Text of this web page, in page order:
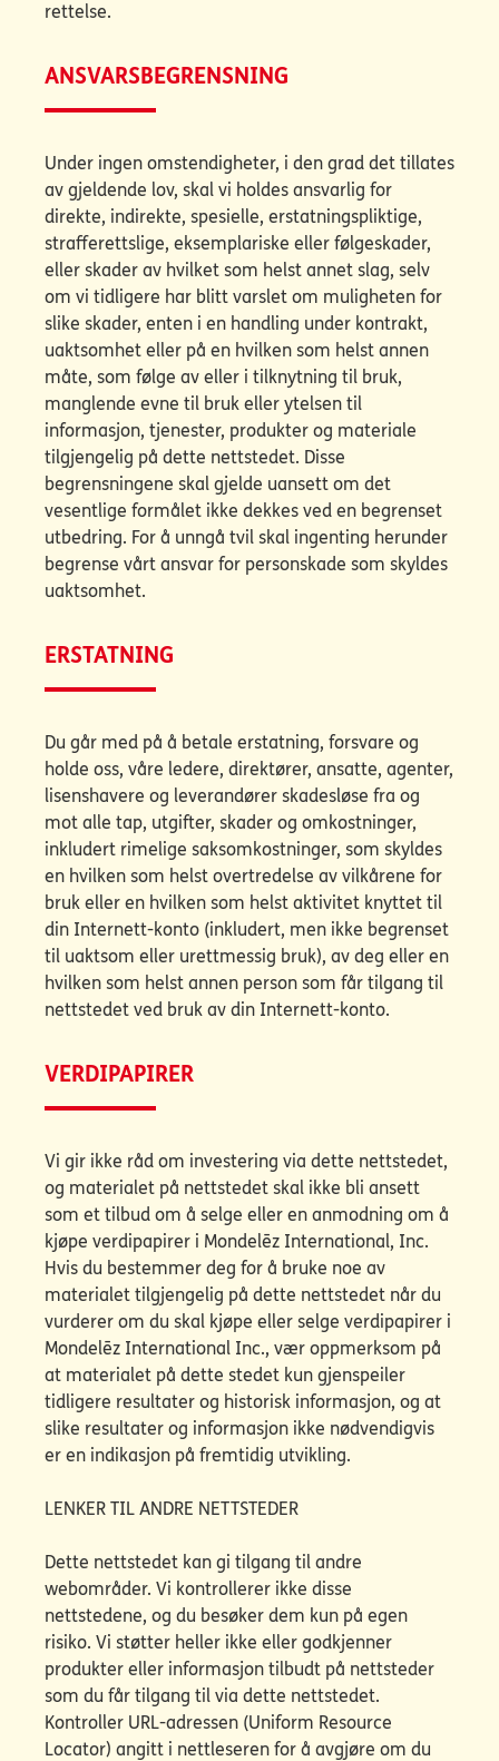
rettelse.
ANSVARSBEGRENSNING
Under ingen omstendigheter, i den grad det tillates
av gjeldende lov, skal vi holdes ansvarlig for
direkte, indirekte, spesielle, erstatningspliktige,
strafferettslige, eksemplariske eller følgeskader,
eller skader av hvilket som helst annet slag, selv
om vi tidligere har blitt varslet om muligheten for
slike skader, enten i en handling under kontrakt,
uaktsomhet eller på en hvilken som helst annen
måte, som følge av eller i tilknytning til bruk,
manglende evne til bruk eller ytelsen til
informasjon, tjenester, produkter og materiale
tilgjengelig på dette nettstedet. Disse
begrensningene skal gjelde uansett om det
vesentlige formålet ikke dekkes ved en begrenset
utbedring. For å unngå tvil skal ingenting herunder
begrense vårt ansvar for personskade som skyldes
uaktsomhet.
ERSTATNING
Du går med på å betale erstatning, forsvare og
holde oss, våre ledere, direktører, ansatte, agenter,
lisenshavere og leverandører skadesløse fra og
mot alle tap, utgifter, skader og omkostninger,
inkludert rimelige saksomkostninger, som skyldes
en hvilken som helst overtredelse av vilkårene for
bruk eller en hvilken som helst aktivitet knyttet til
din Internett-konto (inkludert, men ikke begrenset
til uaktsom eller urettmessig bruk), av deg eller en
hvilken som helst annen person som får tilgang til
nettstedet ved bruk av din Internett-konto.
VERDIPAPIRER
Vi gir ikke råd om investering via dette nettstedet,
og materialet på nettstedet skal ikke bli ansett
som et tilbud om å selge eller en anmodning om å
kjøpe verdipapirer i Mondelēz International, Inc.
Hvis du bestemmer deg for å bruke noe av
materialet tilgjengelig på dette nettstedet når du
vurderer om du skal kjøpe eller selge verdipapirer i
Mondelēz International Inc., vær oppmerksom på
at materialet på dette stedet kun gjenspeiler
tidligere resultater og historisk informasjon, og at
slike resultater og informasjon ikke nødvendigvis
er en indikasjon på fremtidig utvikling.
LENKER TIL ANDRE NETTSTEDER
Dette nettstedet kan gi tilgang til andre
webområder. Vi kontrollerer ikke disse
nettstedene, og du besøker dem kun på egen
risiko. Vi støtter heller ikke eller godkjenner
produkter eller informasjon tilbudt på nettsteder
som du får tilgang til via dette nettstedet.
Kontroller URL-adressen (Uniform Resource
Locator) angitt i nettleseren for å avgjøre om du